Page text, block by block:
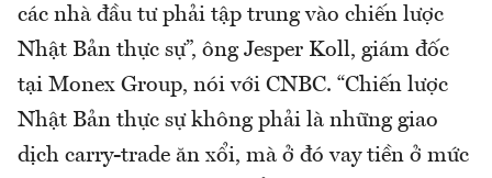
các nhà đầu tư phải tập trung vào chiến lược
Nhật Bản thực sự”, ông Jesper Koll, giám đốc
tại Monex Group, nói với CNBC. “Chiến lược
Nhật Bản thực sự không phải là những giao
dịch carry-trade ăn xổi, mà ở đó vay tiền ở mức